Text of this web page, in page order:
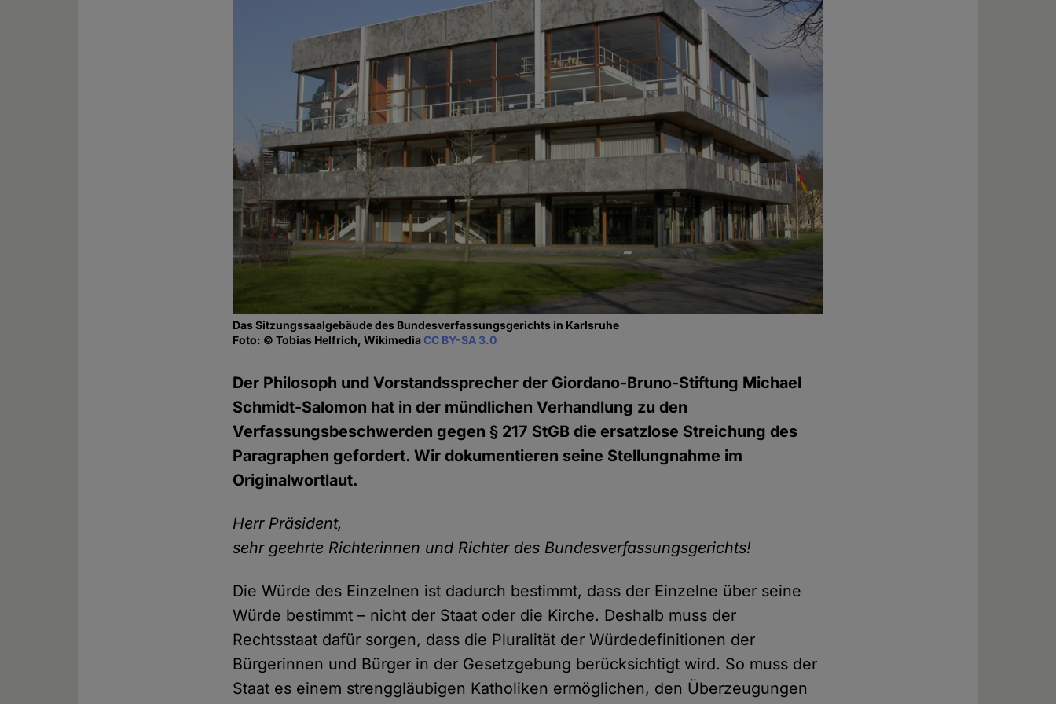
Das Sitzungssaalgebäude des Bundesverfassungsgerichts in Karlsruhe
Foto: © Tobias Helfrich, WikimediaCC BY-SA 3.0
Der Philosoph und Vorstandssprecher der Giordano-Bruno-Stiftung Michael
Schmidt-Salomon hat in der mündlichen Verhandlung zu den
Verfassungsbeschwerden gegen § 217 StGB die ersatzlose Streichung des
Paragraphen gefordert. Wir dokumentieren seine Stellungnahme im
Originalwortlaut.
Herr Präsident,
sehr geehrte Richterinnen und Richter des Bundesverfassungsgerichts!
Die Würde des Einzelnen ist dadurch bestimmt, dass der Einzelne über seine
Würde bestimmt – nicht der Staat oder die Kirche. Deshalb muss der
Rechtsstaat dafür sorgen, dass die Pluralität der Würdedefinitionen der
Bürgerinnen und Bürger in der Gesetzgebung berücksichtigt wird. So muss der
Staat es einem strenggläubigen Katholiken ermöglichen, den Überzeugungen